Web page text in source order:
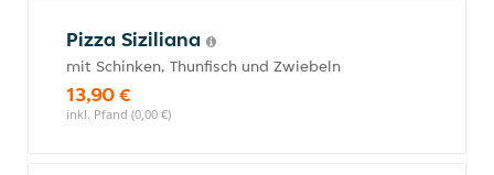
Pizza Siziliana
mit Schinken, Thunfisch und Zwiebeln
13,90 €
inkl. Pfand (0,00 €)